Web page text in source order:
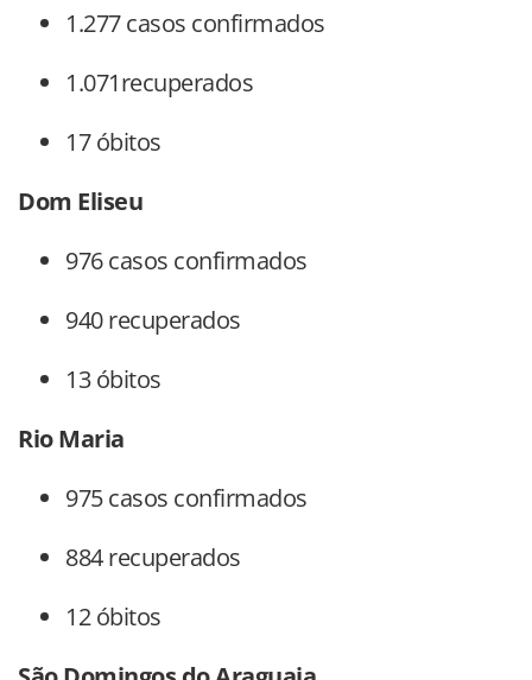
1.277 casos confirmados
1.071recuperados
17 óbitos
Dom Eliseu
976 casos confirmados
940 recuperados
13 óbitos
Rio Maria
975 casos confirmados
884 recuperados
12 óbitos